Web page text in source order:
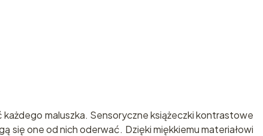
maluszka. Sensoryczne książeczki kontrastowe
się one od nich oderwać. Dzięki miękkiemu materiałowi